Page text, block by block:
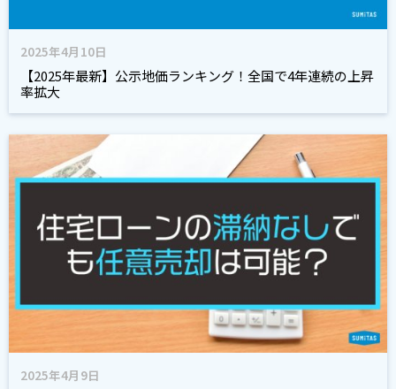
2025年4月10日
【2025年最新】公示地価ランキング！全国で4年連続の上昇
率拡大
2025年4月9日